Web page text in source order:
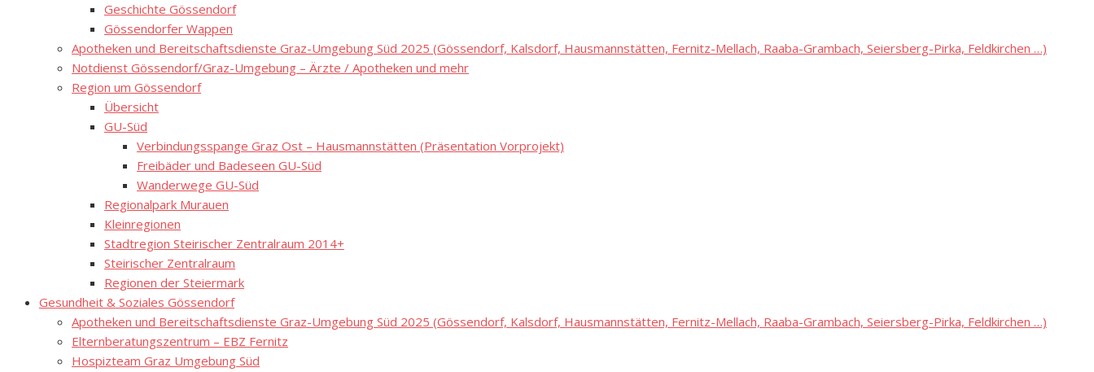
Geschichte Gössendorf
Gössendorfer Wappen
Apotheken und Bereitschaftsdienste Graz-Umgebung Süd 2025 (Gössendorf, Kalsdorf, Hausmannstätten, Fernitz-Mellach, Raaba-Grambach, Seiersberg-Pirka, Feldkirchen …)
Notdienst Gössendorf/Graz-Umgebung – Ärzte / Apotheken und mehr
Region um Gössendorf
Übersicht
GU-Süd
Verbindungsspange Graz Ost – Hausmannstätten (Präsentation Vorprojekt)
Freibäder und Badeseen GU-Süd
Wanderwege GU-Süd
Regionalpark Murauen
Kleinregionen
Stadtregion Steirischer Zentralraum 2014+
Steirischer Zentralraum
Regionen der Steiermark
Gesundheit & Soziales Gössendorf
Apotheken und Bereitschaftsdienste Graz-Umgebung Süd 2025 (Gössendorf, Kalsdorf, Hausmannstätten, Fernitz-Mellach, Raaba-Grambach, Seiersberg-Pirka, Feldkirchen …)
Elternberatungszentrum – EBZ Fernitz
Hospizteam Graz Umgebung Süd